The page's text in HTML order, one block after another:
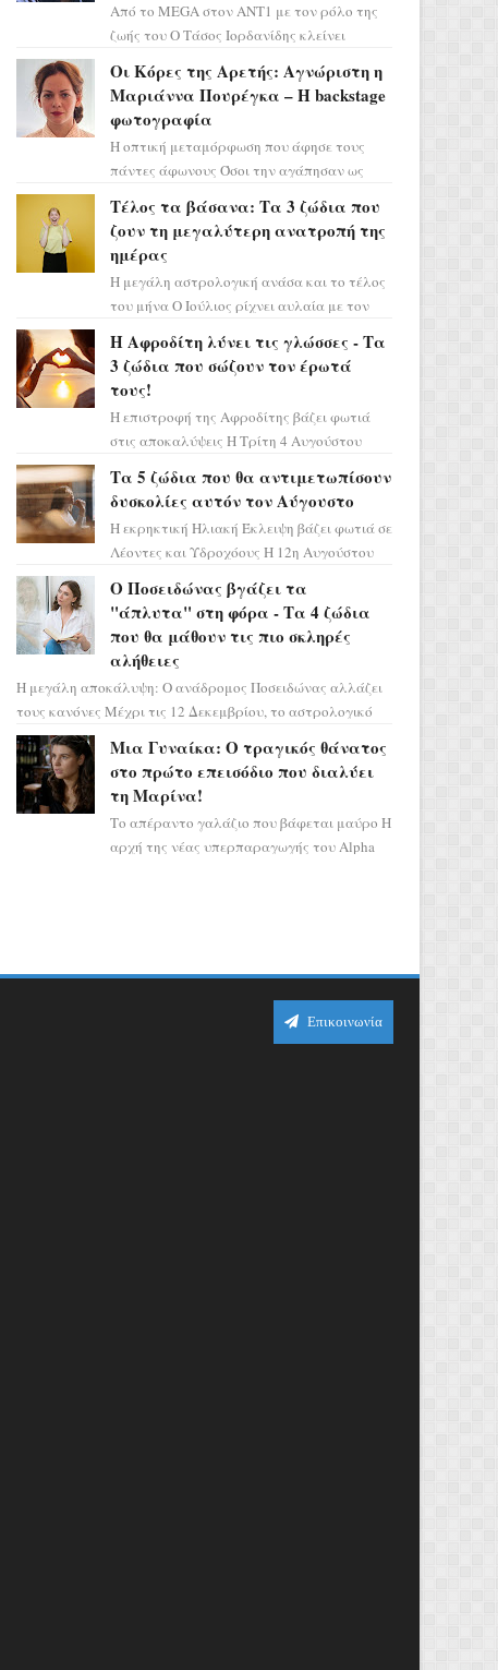
Από το MEGA στον ΑΝΤ1 με τον ρόλο της
ζωής του Ο Τάσος Ιορδανίδης κλείνει
επιτυχίας «Μια Νύχτα Μόνο» ...
Οι Κόρες της Αρετής: Αγνώριστη η
Μαριάννα Πουρέγκα – H backstage
φωτογραφία
Η οπτική μεταμόρφωση που άφησε τους
πάντες άφωνους Όσοι την αγάπησαν ως
πρέπει τώρα να προετοιμαστο...
Τέλος τα βάσανα: Τα 3 ζώδια που
ζουν τη μεγαλύτερη ανατροπή της
ημέρας
Η μεγάλη αστρολογική ανάσα και το τέλος
του μήνα Ο Ιούλιος ρίχνει αυλαία με τον
περνάει στο ζώδιο τω...
Η Αφροδίτη λύνει τις γλώσσες - Τα
3 ζώδια που σώζουν τον έρωτά
τους!
Η επιστροφή της Αφροδίτης βάζει φωτιά
στις αποκαλύψεις Η Τρίτη 4 Αυγούστου
ορόσημο, καθώς η Αφροδίτη πρ...
Τα 5 ζώδια που θα αντιμετωπίσουν
δυσκολίες αυτόν τον Αύγουστο
Η εκρηκτική Ηλιακή Έκλειψη βάζει φωτιά σε
Λέοντες και Υδροχόους Η 12η Αυγούστου
χάους, καθώς η Ηλια...
Ο Ποσειδώνας βγάζει τα
"άπλυτα" στη φόρα - Τα 4 ζώδια
που θα μάθουν τις πιο σκληρές
αλήθειες
Η μεγάλη αποκάλυψη: Ο ανάδρομος Ποσειδώνας αλλάζει
τους κανόνες Μέχρι τις 12 Δεκεμβρίου, το αστρολογικό
σκηνικό θυμίζει ταινία μυστηρίου ...
Μια Γυναίκα: Ο τραγικός θάνατος
στο πρώτο επεισόδιο που διαλύει
τη Μαρίνα!
Το απέραντο γαλάζιο που βάφεται μαύρο Η
αρχή της νέας υπερπαραγωγής του Alpha
Επικοινωνία